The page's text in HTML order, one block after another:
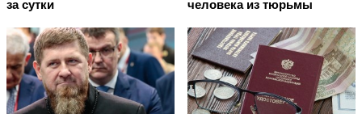
за сутки
человека из тюрьмы